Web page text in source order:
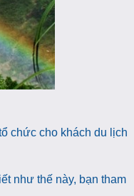
chức cho khách du lịch
như thế này, bạn tham